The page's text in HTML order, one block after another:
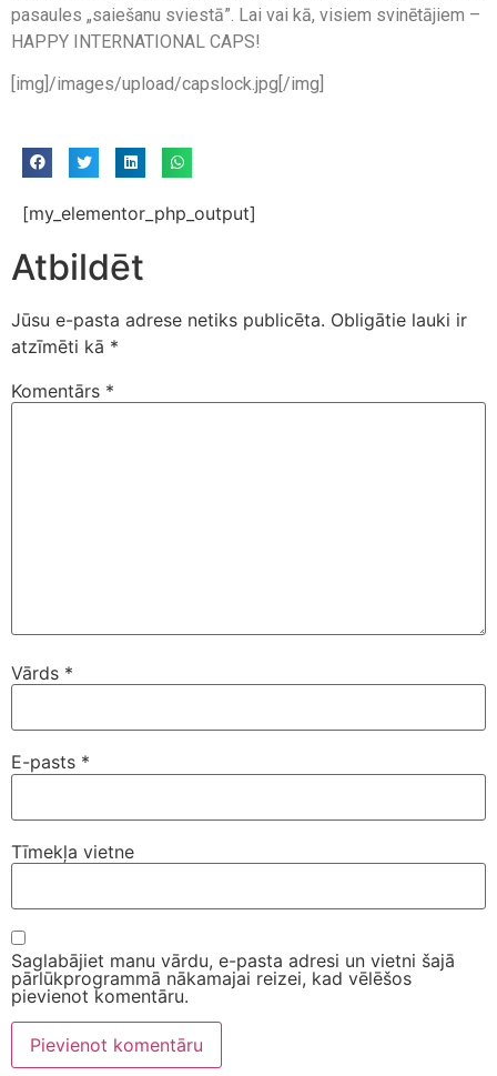
pasaules „saiešanu sviestā”. Lai vai kā, visiem svinētājiem –
HAPPY INTERNATIONAL CAPS!
[img]/images/upload/capslock.jpg[/img]
[my_elementor_php_output]
Atbildēt
Jūsu e-pasta adrese netiks publicēta. Obligātie lauki ir
atzīmēti kā *
Komentārs *
Vārds *
E-pasts *
Tīmekļa vietne
Saglabājiet manu vārdu, e-pasta adresi un vietni šajā
pārlūkprogrammā nākamajai reizei, kad vēlēšos
pievienot komentāru.